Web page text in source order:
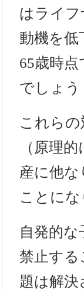
はライ
動機を低
65歳時
でしょう
これら
（原理
産に他
ことにな
自発的
禁止する
題は解